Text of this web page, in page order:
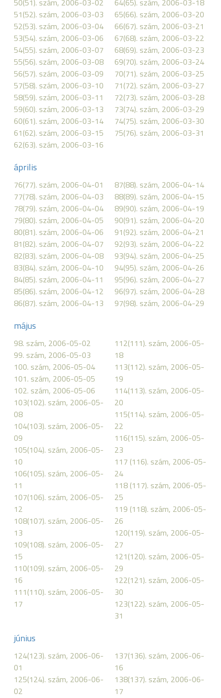
50(51). szám, 2006-03-02
51(52). szám, 2006-03-03
52(53). szám, 2006-03-04
53(54). szám, 2006-03-06
54(55). szám, 2006-03-07
55(56). szám, 2006-03-08
56(57). szám, 2006-03-09
57(58). szám, 2006-03-10
58(59). szám, 2006-03-11
59(60). szám, 2006-03-13
60(61). szám, 2006-03-14
61(62). szám, 2006-03-15
62(63). szám, 2006-03-16
64(65). szám, 2006-03-18
65(66). szám, 2006-03-20
66(67). szám, 2006-03-21
67(68). szám, 2006-03-22
68(69). szám, 2006-03-23
69(70). szám, 2006-03-24
70(71). szám, 2006-03-25
71(72). szám, 2006-03-27
72(73). szám, 2006-03-28
73(74). szám, 2006-03-29
74(75). szám, 2006-03-30
75(76). szám, 2006-03-31
április
76(77). szám, 2006-04-01
77(78). szám, 2006-04-03
78(79). szám, 2006-04-04
79(80). szám, 2006-04-05
80(81). szám, 2006-04-06
81(82). szám, 2006-04-07
82(83). szám, 2006-04-08
83(84). szám, 2006-04-10
84(85). szám, 2006-04-11
85(86). szám, 2006-04-12
86(87). szám, 2006-04-13
87(88). szám, 2006-04-14
88(89). szám, 2006-04-15
89(90). szám, 2006-04-19
90(91). szám, 2006-04-20
91(92). szám, 2006-04-21
92(93). szám, 2006-04-22
93(94). szám, 2006-04-25
94(95). szám, 2006-04-26
95(96). szám, 2006-04-27
96(97). szám, 2006-04-28
97(98). szám, 2006-04-29
május
98. szám, 2006-05-02
99. szám, 2006-05-03
100. szám, 2006-05-04
101. szám, 2006-05-05
102. szám, 2006-05-06
103(102). szám, 2006-05-
08
104(103). szám, 2006-05-
09
105(104). szám, 2006-05-
10
106(105). szám, 2006-05-
11
107(106). szám, 2006-05-
12
108(107). szám, 2006-05-
13
109(108). szám, 2006-05-
15
110(109). szám, 2006-05-
16
111(110). szám, 2006-05-
17
112(111). szám, 2006-05-
18
113(112). szám, 2006-05-
19
114(113). szám, 2006-05-
20
115(114). szám, 2006-05-
22
116(115). szám, 2006-05-
23
117 (116). szám, 2006-05-
24
118 (117). szám, 2006-05-
25
119 (118). szám, 2006-05-
26
120(119). szám, 2006-05-
27
121(120). szám, 2006-05-
29
122(121). szám, 2006-05-
30
123(122). szám, 2006-05-
31
június
124(123). szám, 2006-06-
01
125(124). szám, 2006-06-
02
137(136). szám, 2006-06-
16
138(137). szám, 2006-06-
17